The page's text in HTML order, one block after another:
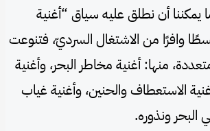
ما يمكننا أن نطلق عليه سياق “أغنية
وافرًا من الاشتغال السرديّ، فتنوعت
منها: أغنية مخاطر البحر، وأغنية
الاستعطاف والحنين، وأغنية غياب
البحر ونذوره.